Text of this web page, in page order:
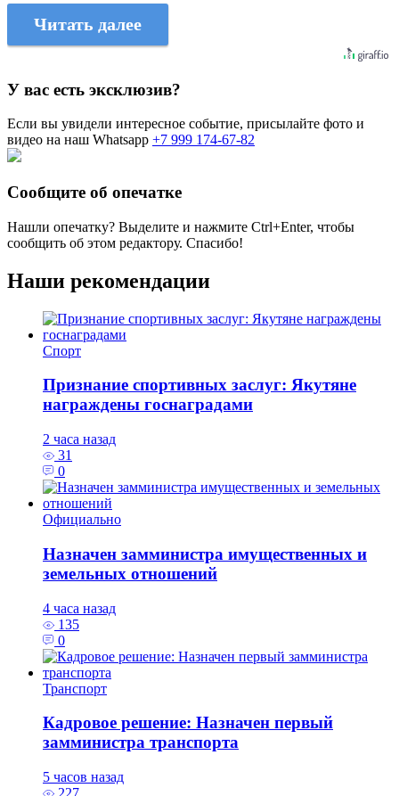
Читать далее
У вас есть эксклюзив?
Если вы увидели интересное событие, присылайте фото и
видео на наш Whatsapp +7 999 174-67-82
Сообщите об опечатке
Нашли опечатку? Выделите и нажмите Ctrl+Enter, чтобы
сообщить об этом редактору. Спасибо!
Наши рекомендации
Спорт
Признание спортивных заслуг: Якутяне
награждены госнаградами
2 часа назад
31
0
Официально
Назначен замминистра имущественных и
земельных отношений
4 часа назад
135
0
Транспорт
Кадровое решение: Назначен первый
замминистра транспорта
5 часов назад
227